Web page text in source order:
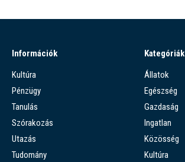
Információk
Kultúra
Pénzügy
Tanulás
Szórakozás
Utazás
Tudomány
Kategóriák
Állatok
Egészség
Gazdaság
Ingatlan
Közösség
Kultúra